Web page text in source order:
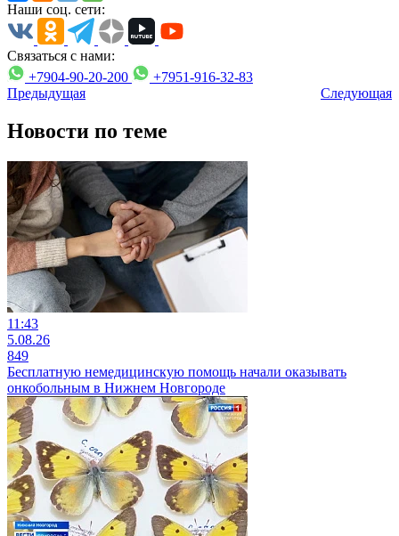
Наши соц. сети:
Связаться с нами:
+7904-90-20-200
+7951-916-32-83
Предыдущая
Следующая
Новости по теме
11:43
5.08.26
849
Бесплатную немедицинскую помощь начали оказывать
онкобольным в Нижнем Новгороде